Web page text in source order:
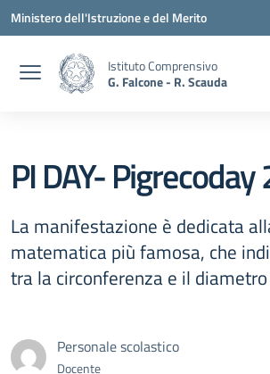
Vai ai contenuti
Vai al menu di navigazione
Vai al footer
Ministero dell'Istruzione e del Merito
Istituto Comprensivo
G. Falcone - R. Scauda
PI DAY-
La manifestazione è dedicata
matematica più famosa, che
tra la circonferenza e il
Personale scolastico
Docente